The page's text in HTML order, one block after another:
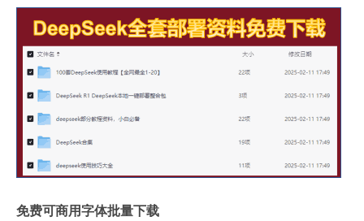
免费可商用字体批量下载